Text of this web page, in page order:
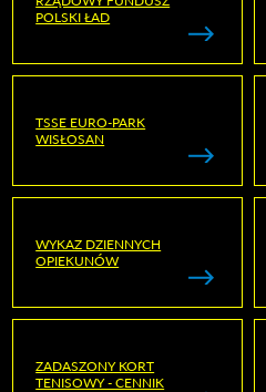
POLSKI ŁAD
TSSE EURO-PARK
WISŁOSAN
WYKAZ DZIENNYCH
OPIEKUNÓW
ZADASZONY KORT
TENISOWY - CENNIK